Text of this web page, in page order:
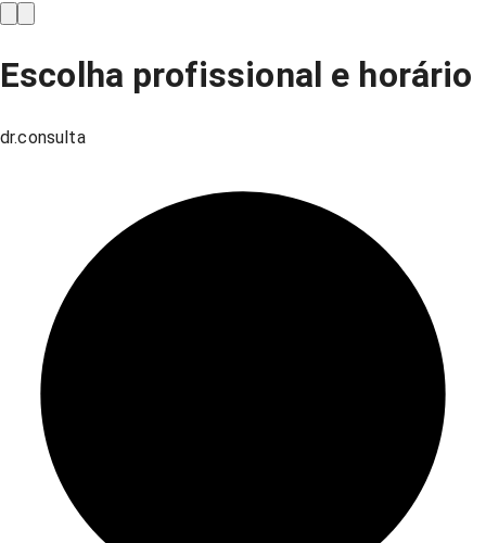
Escolha profissional e horário
dr.consulta